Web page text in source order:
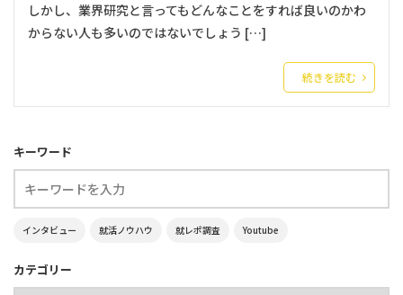
しかし、業界研究と言ってもどんなことをすれば良いのかわ
からない人も多いのではないでしょう […]
続きを読む
キーワード
インタビュー 就活ノウハウ 就レポ調査 Youtube
カテゴリー